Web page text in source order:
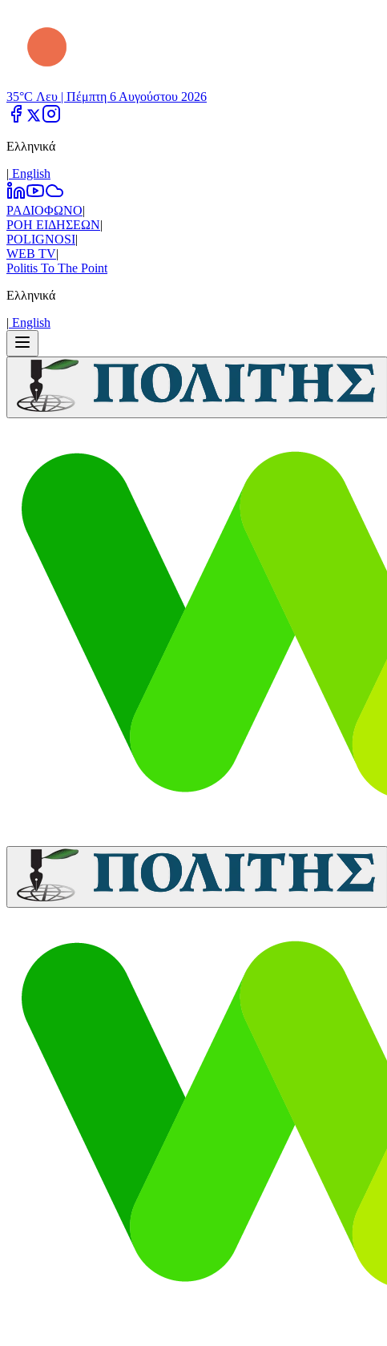
35°C Λευ | Πέμπτη 6 Αυγούστου 2026
Ελληνικά
| Εnglish
ΡΑΔΙΟΦΩΝΟ|
ΡΟΗ ΕΙΔΗΣΕΩΝ|
POLIGNOSI|
WEB TV|
Politis To The Point
Ελληνικά
| Εnglish